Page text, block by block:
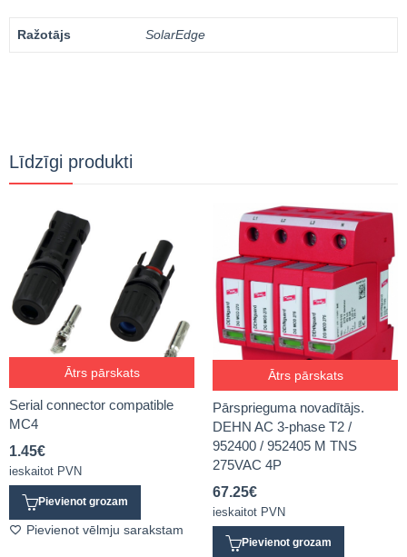
Ražotājs SolarEdge
Līdzīgi produkti
Ātrs pārskats
Serial connector compatible
MC4
1.45€
ieskaitot PVN
Pievienot grozam
Pievienot vēlmju sarakstam
Ātrs pārskats
Pārsprieguma novadītājs.
DEHN AC 3-phase T2 /
952400 / 952405 M TNS
275VAC 4P
67.25€
ieskaitot PVN
Pievienot grozam